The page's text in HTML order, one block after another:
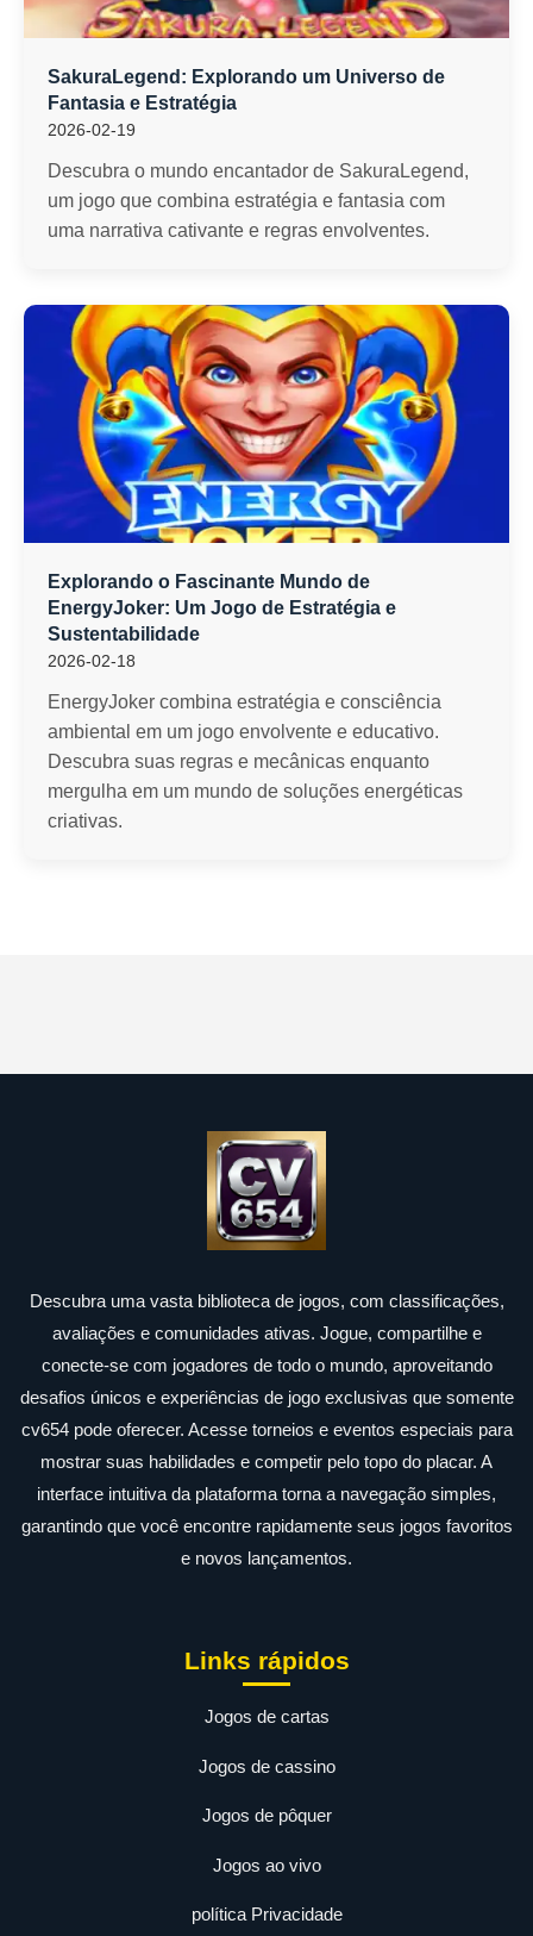
SakuraLegend: Explorando um Universo de
Fantasia e Estratégia
2026-02-19
Descubra o mundo encantador de SakuraLegend,
um jogo que combina estratégia e fantasia com
uma narrativa cativante e regras envolventes.
Explorando o Fascinante Mundo de
EnergyJoker: Um Jogo de Estratégia e
Sustentabilidade
2026-02-18
EnergyJoker combina estratégia e consciência
ambiental em um jogo envolvente e educativo.
Descubra suas regras e mecânicas enquanto
mergulha em um mundo de soluções energéticas
criativas.
Descubra uma vasta biblioteca de jogos, com classificações,
avaliações e comunidades ativas. Jogue, compartilhe e
conecte-se com jogadores de todo o mundo, aproveitando
desafios únicos e experiências de jogo exclusivas que somente
cv654 pode oferecer. Acesse torneios e eventos especiais para
mostrar suas habilidades e competir pelo topo do placar. A
interface intuitiva da plataforma torna a navegação simples,
garantindo que você encontre rapidamente seus jogos favoritos
e novos lançamentos.
Links rápidos
Jogos de cartas
Jogos de cassino
Jogos de pôquer
Jogos ao vivo
política Privacidade